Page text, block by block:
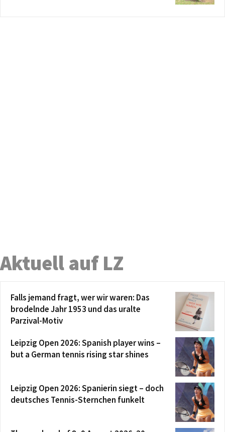
Aktuell auf LZ
Falls jemand fragt, wer wir waren: Das
brodelnde Jahr 1953 und das uralte
Parzival-Motiv
Leipzig Open 2026: Spanish player wins –
but a German tennis rising star shines
Leipzig Open 2026: Spanierin siegt – doch
deutsches Tennis-Sternchen funkelt